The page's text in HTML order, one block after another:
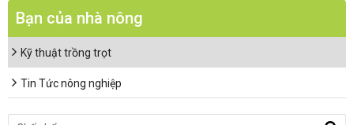
Bạn của nhà nông
Kỹ thuật trồng trọt
Tin Tức nông nghiệp